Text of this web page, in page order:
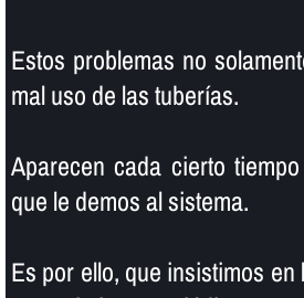
Estos problemas no
mal uso de las tuberí­as.
Aparecen cada cierto
que le demos al sistema.
Es por ello, que insistimos